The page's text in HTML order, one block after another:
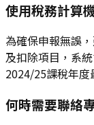
使用稅務計算
為確保申報無誤
及扣除項目，系
2024/25課稅年度
何時需要聯絡